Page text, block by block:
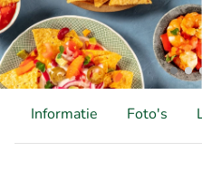
Informatie Foto's